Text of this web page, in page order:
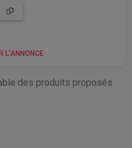
L'ANNONCE
des produits proposés